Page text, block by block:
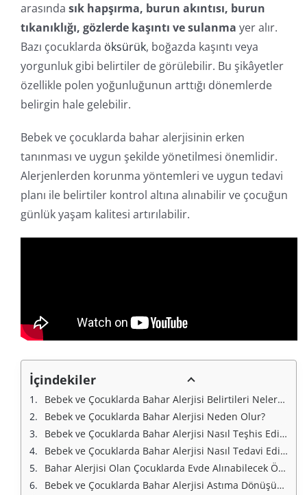
arasında sık hapşırma, burun akıntısı, burun
tıkanıklığı, gözlerde kaşıntı ve sulanma yer alır.
Bazı çocuklarda öksürük, boğazda kaşıntı veya
yorgunluk gibi belirtiler de görülebilir. Bu şikâyetler
özellikle polen yoğunluğunun arttığı dönemlerde
belirgin hale gelebilir.
Bebek ve çocuklarda bahar alerjisinin erken
tanınması ve uygun şekilde yönetilmesi önemlidir.
Alerjenlerden korunma yöntemleri ve uygun tedavi
planı ile belirtiler kontrol altına alınabilir ve çocuğun
günlük yaşam kalitesi artırılabilir.
İçindekiler
Bebek ve Çocuklarda Bahar Alerjisi Belirtileri Nelerdir?
Bebek ve Çocuklarda Bahar Alerjisi Neden Olur?
Bebek ve Çocuklarda Bahar Alerjisi Nasıl Teşhis Edilir?
Bebek ve Çocuklarda Bahar Alerjisi Nasıl Tedavi Edilir?
Bahar Alerjisi Olan Çocuklarda Evde Alınabilecek Önlemler
Bebek ve Çocuklarda Bahar Alerjisi Astıma Dönüşür mü?